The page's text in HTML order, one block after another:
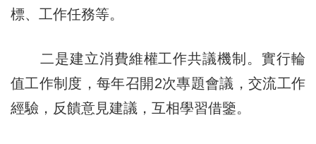
標、工作任務等。
二是建立消費維權工作共議機制。實行輪
值工作制度，每年召開2次專題會議，交流工作
經驗，反饋意見建議，互相學習借鑒。